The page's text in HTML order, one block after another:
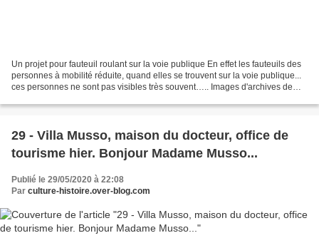
Un projet pour fauteuil roulant sur la voie publique En effet les fauteuils des
personnes à mobilité réduite, quand elles se trouvent sur la voie publique...
ces personnes ne sont pas visibles très souvent….. Images d'archives de
29 - Villa Musso, maison du docteur, office de
tourisme hier. Bonjour Madame Musso...
Publié le 29/05/2020 à 22:08
Par culture-histoire.over-blog.com